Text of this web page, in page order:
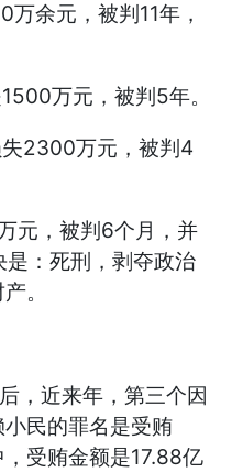
余元，被判11年，
万元，被判5年。
2300万元，被判4
元，被判6个月，并
：死刑，剥夺政治
。
，近来年，第三个因
民的罪名是受贿
受贿金额是17.88亿